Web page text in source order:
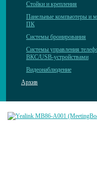
Стойки и крепления
Панельные компьютеры и
ПК
Системы бронирования
Системы управления
ВКС/USB-устройствами
Видеонаблюдение
Архив